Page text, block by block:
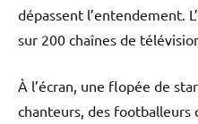
dépassent l’entendement.
sur 200 chaînes de
À l’écran, une flopée de
chanteurs, des footballeurs